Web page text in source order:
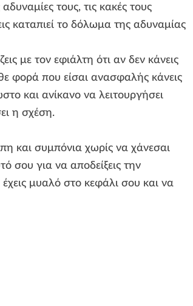
τους, τις κακές τους
καταπιεί το δόλωμα της αδυναμίας
με τον εφιάλτη ότι αν δεν κάνεις
φορά που είσαι ανασφαλής κάνεις
και ανίκανο να λειτουργήσει
η σχέση.
και συμπόνια χωρίς να χάνεσαι
σου για να αποδείξεις την
μυαλό στο κεφάλι σου και να